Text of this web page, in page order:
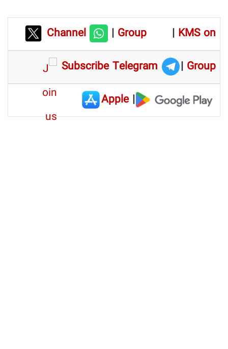
Channel |Group | KMS on
Subscribe Telegram
| Group
|
Apple